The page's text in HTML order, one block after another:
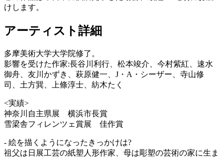
けします。
アーティスト詳細
多摩美術大学大学院修了。
影響を受けた作家:長谷川利行、松本竣介、今村紫紅、速水
御舟、友川かずき、萩原健一、J・A・シーザー、寺山修
司、土方巽、上條淳士、紡木たく
<実績>
神奈川自主県展 横浜市長賞
雪梁舎フィレンツェ賞展 佳作賞
- 絵を描くようになったきっかけは?
祖父は日展工芸の紙塑人形作家、母は彫塑の芸術の家に生ま